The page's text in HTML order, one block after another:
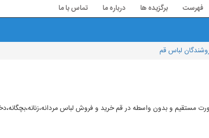
فهرست برگزیده ها درباره ما تماس با ما
لباس قم
و بدون واسطه در قم خرید و فروش لباس